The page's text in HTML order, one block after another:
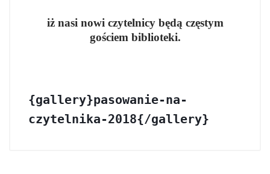
iż nasi nowi czytelnicy będą częstym
gościem biblioteki.
{gallery}pasowanie-na-
czytelnika-2018{/gallery}